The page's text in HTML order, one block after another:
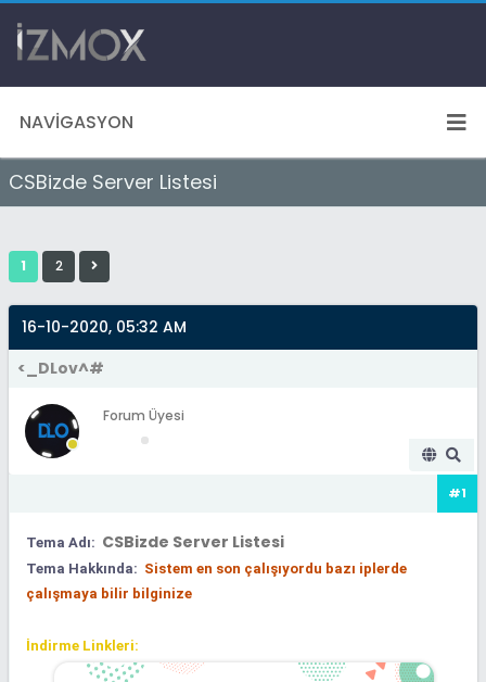
NAVIGASYON
CSBizde Server Listesi
1 2
16-10-2020, 05:32 AM
<_DLov^#
Forum Üyesi
#1
Tema Adı: CSBizde Server Listesi
Tema Hakkında: Sistem en son çalışıyordu bazı iplerde
çalışmaya bilir bilginize
İndirme Linkleri: